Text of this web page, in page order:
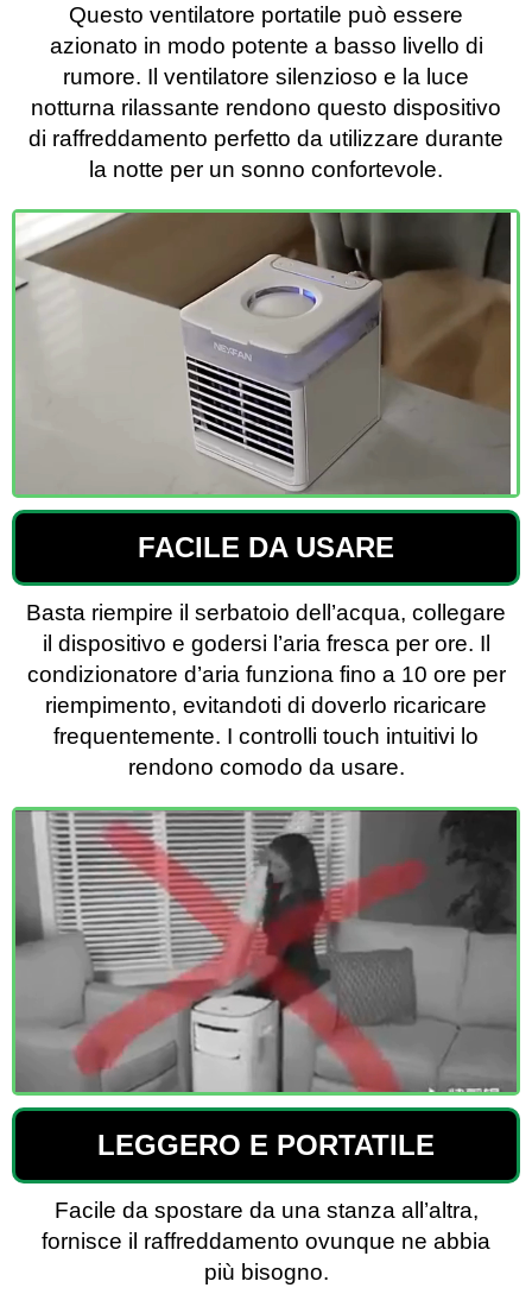
Questo ventilatore portatile può essere
azionato in modo potente a basso livello di
rumore. Il ventilatore silenzioso e la luce
notturna rilassante rendono questo dispositivo
di raffreddamento perfetto da utilizzare durante
la notte per un sonno confortevole.
FACILE DA USARE
Basta riempire il serbatoio dell’acqua, collegare
il dispositivo e godersi l’aria fresca per ore. Il
condizionatore d’aria funziona fino a 10 ore per
riempimento, evitandoti di doverlo ricaricare
frequentemente. I controlli touch intuitivi lo
rendono comodo da usare.
LEGGERO E PORTATILE
Facile da spostare da una stanza all’altra,
fornisce il raffreddamento ovunque ne abbia
più bisogno.